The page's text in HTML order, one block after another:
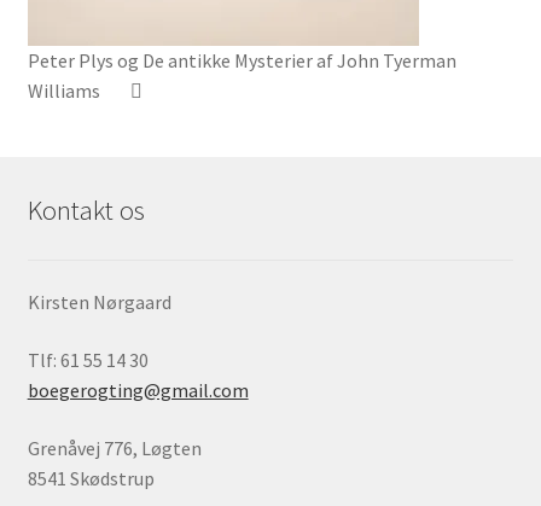
Peter Plys og De antikke Mysterier af John Tyerman
Williams
Kontakt os
Kirsten Nørgaard
Tlf: 61 55 14 30
boegerogting@gmail.com
Grenåvej 776, Løgten
8541 Skødstrup